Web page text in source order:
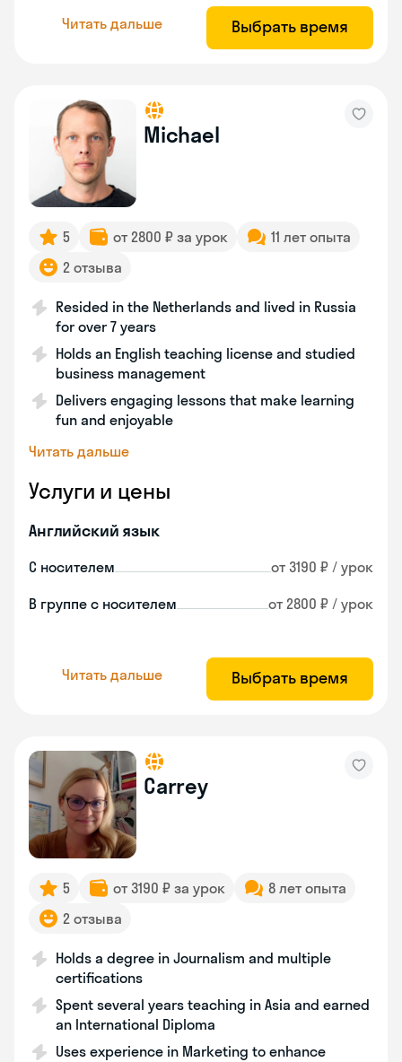
Читать дальше Выбрать время
Michael
5 от 2800 ₽ за урок
11 лет опыта
2 отзыва
Resided in the Netherlands and lived in Russia
for over 7 years
Holds an English teaching license and studied
business management
Delivers engaging lessons that make learning
fun and enjoyable
Читать дальше
Услуги и цены
Английский язык
С носителем от 3190 ₽ / урок
В группе с носителем от 2800 ₽ / урок
Читать дальше Выбрать время
Carrey
5 от 3190 ₽ за урок
8 лет опыта
2 отзыва
Holds a degree in Journalism and multiple
certifications
Spent several years teaching in Asia and earned
an International Diploma
Uses experience in Marketing to enhance